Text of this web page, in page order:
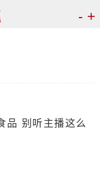
- +
品 别听主播这么